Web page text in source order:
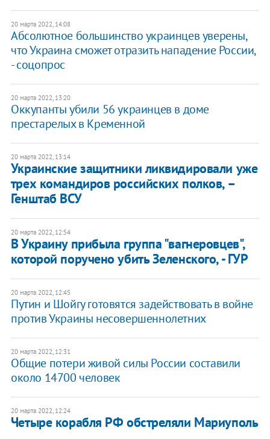
20 марта 2022, 14:08
Абсолютное большинство украинцев уверены,
что Украина сможет отразить нападение России,
- соцопрос
20 марта 2022, 13:20
Оккупанты убили 56 украинцев в доме
престарелых в Кременной
20 марта 2022, 13:14
Украинские защитники ликвидировали уже
трех командиров российских полков, –
Генштаб ВСУ
20 марта 2022, 12:54
В Украину прибыла группа "вагнеровцев",
которой поручено убить Зеленского, - ГУР
20 марта 2022, 12:45
Путин и Шойгу готовятся задействовать в войне
против Украины несовершеннолетних
20 марта 2022, 12:31
Общие потери живой силы России составили
около 14700 человек
20 марта 2022, 12:24
Четыре корабля РФ обстреляли Мариуполь